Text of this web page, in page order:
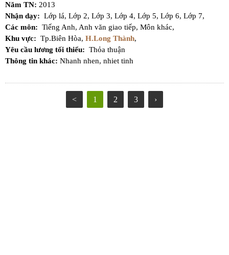
Năm TN: 2013
Nhận dạy: Lớp lá, Lớp 2, Lớp 3, Lớp 4, Lớp 5, Lớp 6, Lớp 7,
Các môn: Tiếng Anh, Anh văn giao tiếp, Môn khác,
Khu vực: Tp.Biên Hòa, H.Long Thành,
Yêu cầu lương tối thiểu: Thỏa thuận
Thông tin khác: Nhanh nhen, nhiet tinh
< 1 2 3 ›